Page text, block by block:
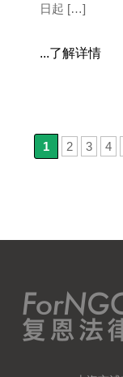
日起 […]
...了解详情
1 2 3 4